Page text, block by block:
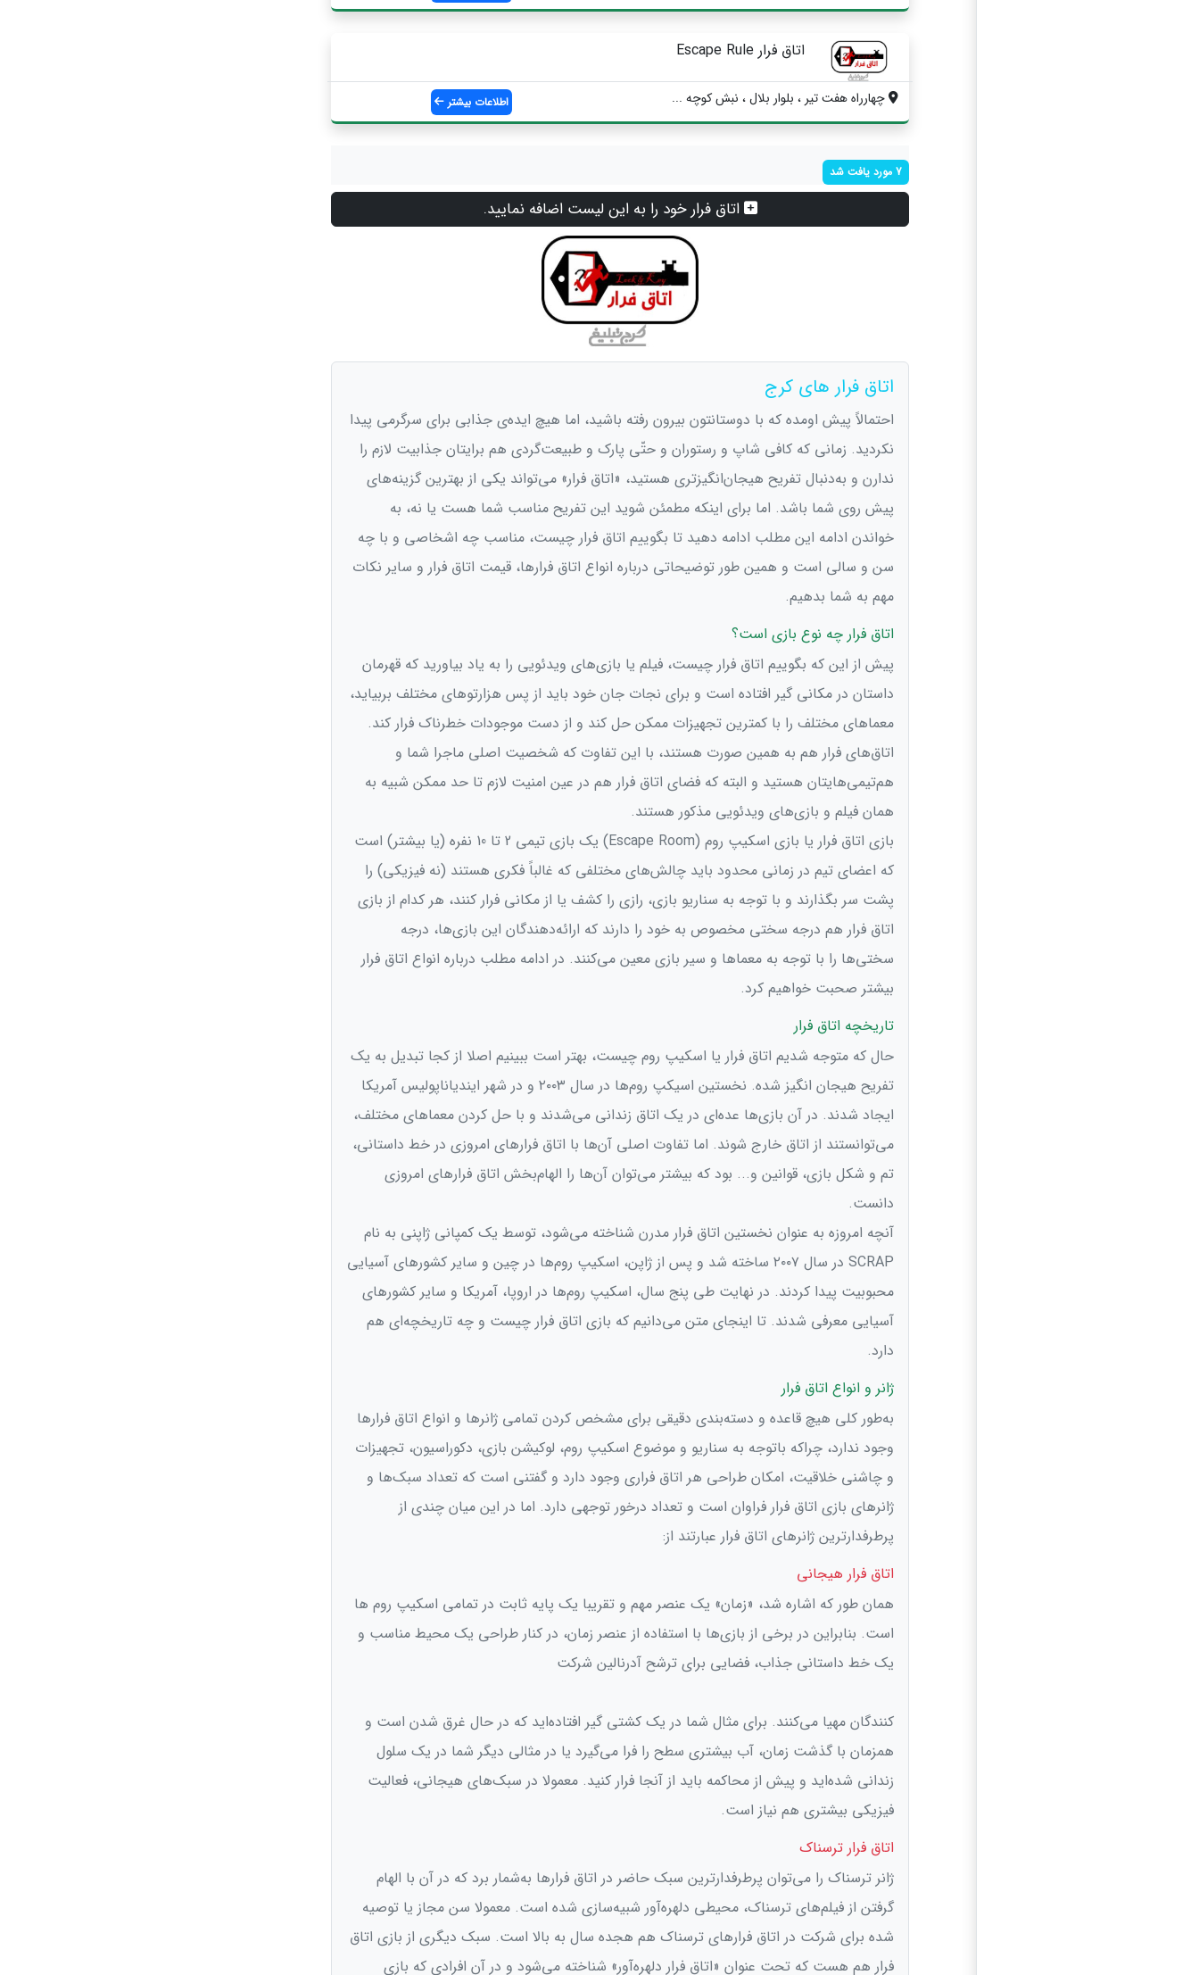
اتاق فرار Escape Rule
چهارراه هفت تیر ، بلوار بلال ، نبش کوچه ... اطلاعات بیشتر
7 مورد یافت شد
اتاق فرار خود را به این لیست اضافه نمایید.
اتاق فرار های کرج
احتمالاً پیش اومده که با دوستانتون بیرون رفته باشید، اما هیچ ایده‌ی جذابی برای سرگرمی پیدا
نکردید. زمانی که کافی شاپ و رستوران و حتّی پارک و طبیعت‌گردی هم برایتان جذابیت لازم را
ندارن و به‌دنبال تفریح هیجان‌انگیز‌تری هستید، «اتاق فرار» می‌تواند یکی از بهترین گزینه‌های
پیش روی شما باشد. اما برای اینکه مطمئن شوید این تفریح مناسب شما هست یا نه، به
خواندن ادامه این مطلب ادامه دهید تا بگوییم اتاق فرار چیست، مناسب چه اشخاصی و با چه
سن و سالی است و همین طور توضیحاتی درباره انواع اتاق فرارها، قیمت اتاق فرار و سایر نکات
مهم به شما بدهیم.
اتاق فرار چه نوع بازی است؟
پیش از این که بگوییم اتاق فرار چیست، فیلم یا بازی‌های ویدئویی را به یاد بیاورید که قهرمان
داستان در مکانی گیر افتاده است و برای نجات جان خود باید از پس هزارتوهای مختلف بربیاید،
معماهای مختلف را با کمترین تجهیزات ممکن حل کند و از دست موجودات خطرناک فرار کند.
اتاق‌های فرار هم به همین صورت هستند، با این تفاوت که شخصیت اصلی ماجرا شما و
هم‌تیمی‌هایتان هستید و البته که فضای اتاق فرار هم در عین امنیت لازم تا حد ممکن شبیه به
همان فیلم و بازی‌های ویدئویی مذکور هستند.
بازی اتاق فرار یا بازی اسکیپ روم (Escape Room) یک بازی تیمی 2 تا 10 نفره (یا بیشتر) است
که اعضای تیم در زمانی محدود باید چالش‌های مختلفی که غالباً فکری هستند (نه فیزیکی) را
پشت سر بگذارند و با توجه به سناریو بازی، رازی را کشف یا از مکانی فرار کنند، هر کدام از بازی
اتاق فرار هم درجه سختی مخصوص به خود را دارند که ارائه‌دهندگان این بازی‌ها، درجه
سختی‌ها را با توجه به معماها و سیر بازی معین می‌کنند. در ادامه مطلب درباره انواع اتاق فرار
بیشتر صحبت خواهیم کرد.
تاریخچه اتاق فرار
حال که متوجه شدیم اتاق فرار یا اسکیپ روم چیست، بهتر است ببینیم اصلا از کجا تبدیل به یک
تفریح هیجان انگیز شده. نخستین اسیکپ روم‌‌ها در سال ۲۰۰۳ و در شهر ایندیاناپولیس آمریکا
ایجاد شدند. در آن بازی‌ها عده‌ای در یک اتاق زندانی می‌شدند و با حل کردن معماهای مختلف،
می‌توانستند از اتاق خارج شوند. اما تفاوت اصلی آن‌ها با اتاق فرارهای امروزی در خط داستانی،
تم و شکل بازی، قوانین و... بود که بیشتر می‌توان آن‌ها را الهام‌بخش اتاق‌ فرار‌های امروزی
دانست.
آنچه امروزه به عنوان نخستین اتاق فرار مدرن شناخته می‌شود، توسط یک کمپانی ژاپنی به نام
SCRAP در سال ۲۰۰۷ ساخته شد و پس از ژاپن، اسکیپ روم‌ها در چین و سایر کشورهای آسیایی
محبوبیت پیدا کردند. در نهایت طی پنج سال، اسکیپ روم‌ها در اروپا، آمریکا و سایر کشورهای
آسیایی معرفی شدند. تا اینجای متن می‌دانیم که بازی اتاق فرار چیست و چه تاریخچه‌ای هم
دارد.
ژانر و انواع اتاق فرار
به‌طور کلی هیچ قاعده و دسته‌بندی دقیقی برای مشخص کردن تمامی ژانرها و انواع اتاق‌ فرارها
وجود ندارد، چراکه باتوجه به سناریو و موضوع اسکیپ روم، لوکیشن بازی، دکوراسیون، تجهیزات
و چاشنی خلاقیت، امکان طراحی هر اتاق فراری وجود دارد و گفتنی است که تعداد سبک‌ها و
ژانرهای بازی اتاق فرار فراوان است و تعداد درخور توجهی دارد. اما در این میان چندی از
پرطرفدارترین ژانرهای اتاق فرار عبارتند از:
اتاق فرار هیجانی
همان طور که اشاره شد، «زمان» یک عنصر مهم و تقریبا یک پایه ثابت در تمامی اسکیپ روم‌ ها
است. بنابراین در برخی از بازی‌ها با استفاده از عنصر زمان، در کنار طراحی یک محیط مناسب و
یک خط داستانی جذاب، فضایی برای ترشح آدرنالین شرکت
‌‌کنندگان مهیا می‌کنند. برای مثال شما در یک کشتی گیر افتاده‌‌اید که در حال غرق شدن است و
همزمان با گذشت زمان، آب بیشتری سطح را فرا می‌گیرد یا در مثالی دیگر شما در یک سلول
زندانی شده‌اید و پیش از محاکمه باید از آنجا فرار کنید. معمولا در سبک‌های هیجانی، فعالیت
فیزیکی بیشتری هم نیاز است.
اتاق فرار ترسناک
ژانر ترسناک را می‌توان پرطرفدارترین سبک حاضر در اتاق فرارها به‌شمار برد که در آن با الهام
گرفتن از فیلم‌های ترسناک، محیطی دلهره‌آور شبیه‌سازی شده است. معمولا سن مجاز یا توصیه
شده برای شرکت در اتاق فرارهای ترسناک هم هجده سال به بالا است. سبک دیگری از بازی اتاق
فرار هم هست که تحت عنوان «اتاق فرار دلهره‌آور» شناخته می‌شود و در آن افرادی که بازی